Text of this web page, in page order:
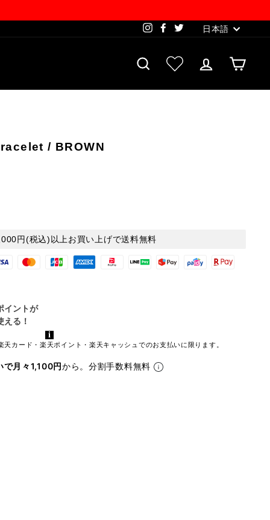
InstagramFacebook
TwitterLanguage
日本語
SEARCHお気に入り一覧
LOG IN
/ BROWN
円(税込)以上お買い上げで送料無料
カード・楽天ポイント・楽天キャッシュでのお支払いに限ります。
で月々1,100円から。分割手数料無料